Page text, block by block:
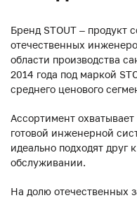
Бренд STOUT – продукт
отечественных
области производства
2014 года под маркой
среднего ценового
Ассортимент
готовой инженерной
идеально подходят друг
обслуживании.
На долю отечественных